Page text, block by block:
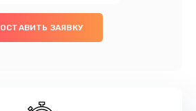
ОСТАВИТЬ ЗАЯВКУ